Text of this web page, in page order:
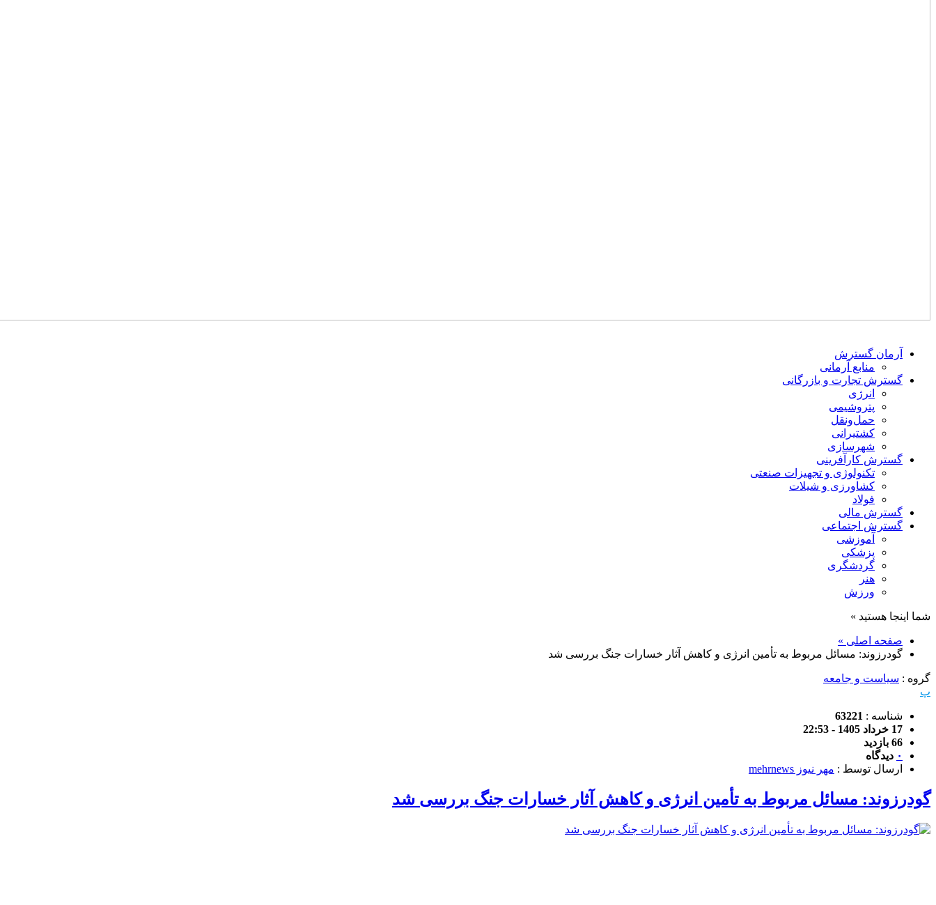
آرمان گسترش
منابع آرمانی
گسترش تجارت و بازرگانی
انرژی
پتروشیمی
حمل‌و‌نقل
کشتیرانی
شهرسازی
گسترش کارآفرینی
تکنولوژی و تجهیزات صنعتی
کشاورزی و شیلات
فولاد
گسترش مالی
گسترش اجتماعی
آموزشی
پزشکی
گردشگری
هنر
ورزش
شما اینجا هستید »
صفحه اصلی »
گودرزوند: مسائل مربوط به تأمین انرژی و کاهش آثار خسارات جنگ بررسی شد
گروه : سیاست و جامعه
پ
شناسه : 63221
17 خرداد 1405 - 22:53
66 بازدید
۰ دیدگاه
ارسال توسط : مهر نیوز mehrnews
گودرزوند: مسائل مربوط به تأمین انرژی و کاهش آثار خسارات جنگ بررسی شد